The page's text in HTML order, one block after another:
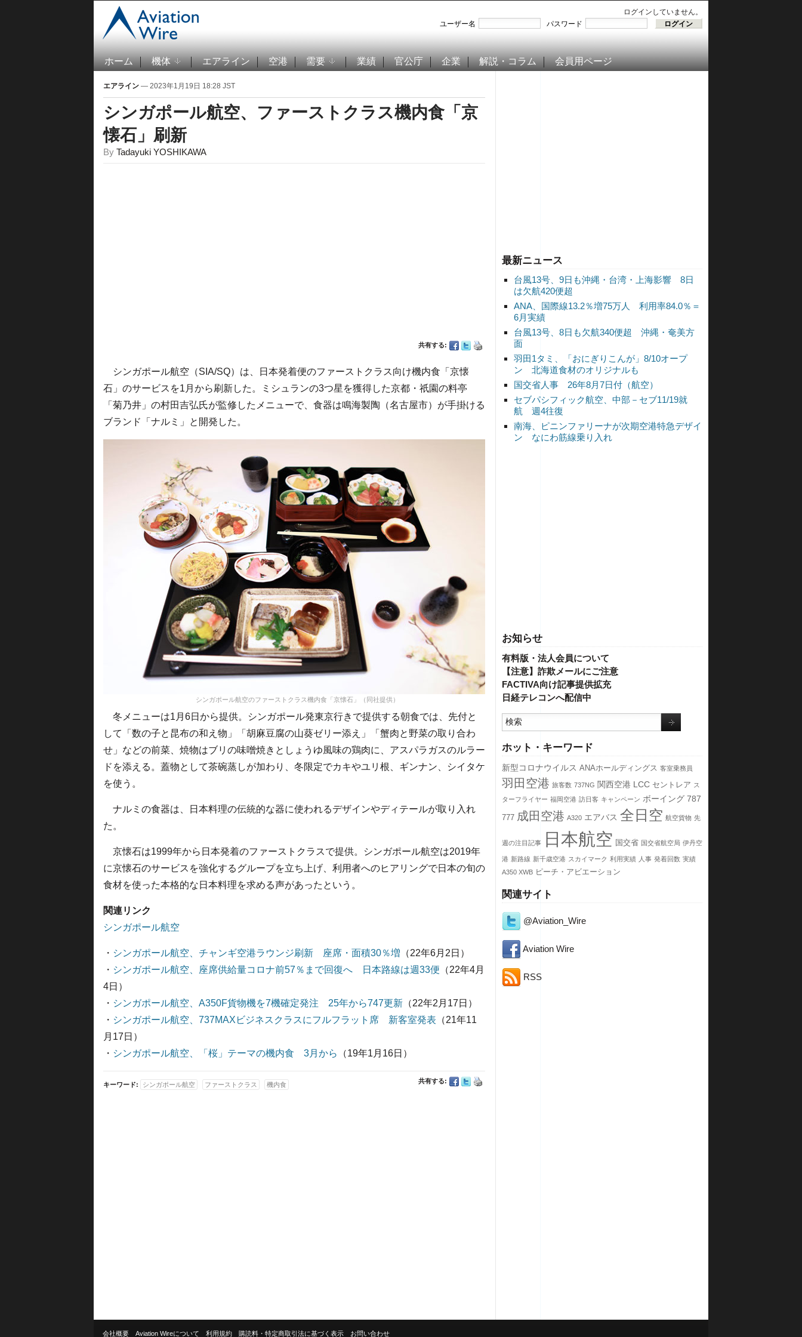
ログインしていません。
ユーザー名
パスワード
ホーム 機体 エアライン 空港 需要 業績 官公庁 企業 解説・コラム 会員用ページ
最新ニュース
台風13号、9日も沖縄・台湾・上海影響 8日
は欠航420便超
ANA、国際線13.2％増75万人 利用率84.0％＝
6月実績
台風13号、8日も欠航340便超 沖縄・奄美方
面
羽田1タミ、「おにぎりこんが」8/10オープ
ン 北海道食材のオリジナルも
国交省人事 26年8月7日付（航空）
セブパシフィック航空、中部－セブ11/19就
航 週4往復
南海、ピニンファリーナが次期空港特急デザイ
ン なにわ筋線乗り入れ
お知らせ
有料版・法人会員について
【注意】詐欺メールにご注意
FACTIVA向け記事提供拡充
日経テレコンへ配信中
ホット・キーワード
新型コロナウイルス ANAホールディングス 客室乗務員
羽田空港 旅客数 737NG 関西空港 LCC セントレア ス
ターフライヤー 福岡空港 訪日客 キャンペーン ボーイング 787
777 成田空港 A320 エアバス 全日空 航空貨物 先
週の注目記事 日本航空 国交省 国交省航空局 伊丹空
港 新路線 新千歳空港 スカイマーク 利用実績 人事 発着回数 実績
A350 XWB ピーチ・アビエーション
関連サイト
@Aviation_Wire
Aviation Wire
RSS
エアライン — 2023年1月19日 18:28 JST
シンガポール航空、ファーストクラス機内食「京
懐石」刷新
By Tadayuki YOSHIKAWA
共有する:
シンガポール航空（SIA/SQ）は、日本発着便のファーストクラス向け機内食「京懐
石」のサービスを1月から刷新した。ミシュランの3つ星を獲得した京都・祇園の料亭
「菊乃井」の村田吉弘氏が監修したメニューで、食器は鳴海製陶（名古屋市）が手掛ける
ブランド「ナルミ」と開発した。
シンガポール航空のファーストクラス機内食「京懐石」（同社提供）
冬メニューは1月6日から提供。シンガポール発東京行きで提供する朝食では、先付と
して「数の子と昆布の和え物」「胡麻豆腐の山葵ゼリー添え」「蟹肉と野菜の取り合わ
せ」などの前菜、焼物はブリの味噌焼きとしょうゆ風味の鶏肉に、アスパラガスのルラー
ドを添える。蓋物として茶碗蒸しが加わり、冬限定でカキやユリ根、ギンナン、シイタケ
を使う。
ナルミの食器は、日本料理の伝統的な器に使われるデザインやディテールが取り入れ
た。
京懐石は1999年から日本発着のファーストクラスで提供。シンガポール航空は2019年
に京懐石のサービスを強化するグループを立ち上げ、利用者へのヒアリングで日本の旬の
食材を使った本格的な日本料理を求める声があったという。
関連リンク
シンガポール航空
・ シンガポール航空、チャンギ空港ラウンジ刷新 座席・面積30％増 （22年6月2日）
・ シンガポール航空、座席供給量コロナ前57％まで回復へ 日本路線は週33便 （22年4月
4日）
・ シンガポール航空、A350F貨物機を7機確定発注 25年から747更新 （22年2月17日）
・ シンガポール航空、737MAXビジネスクラスにフルフラット席 新客室発表 （21年11
月17日）
・ シンガポール航空、「桜」テーマの機内食 3月から （19年1月16日）
共有する:
キーワード: シンガポール航空 ファーストクラス 機内食
会社概要 Aviation Wireについて 利用規約 購読料・特定商取引法に基づく表示 お問い合わせ